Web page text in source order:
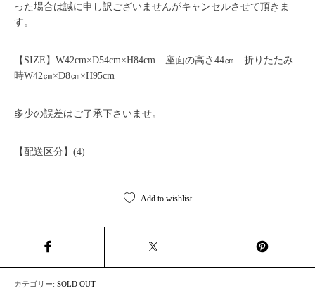
った場合は誠に申し訳ございませんがキャンセルさせて頂きま
す。
【SIZE】W42cm×D54cm×H84cm 座面の高さ44㎝ 折りたたみ
時W42㎝×D8㎝×H95cm
多少の誤差はご了承下さいませ。
【配送区分】(4)
Add to wishlist
カテゴリー:SOLD OUT